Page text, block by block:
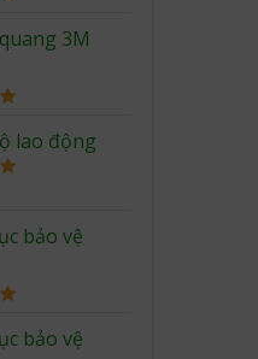
3M
lao động
bảo vệ
bảo vệ